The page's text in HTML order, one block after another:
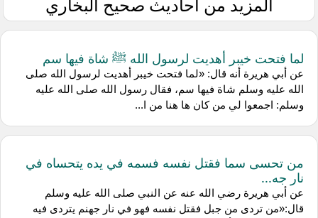
لما فتحت خيبر أهديت لرسول الله ﷺ شاة فيها سم
عن ‌أبي هريرة أنه قال: «لما فتحت خيبر أهديت لرسول الله صلى
الله عليه وسلم شاة فيها سم، فقال رسول الله صلى الله عليه
وسلم: اجمعوا لي من كان ها هنا من ا...
من تحسى سما فقتل نفسه فسمه في يده يتحساه في
نار جه...
عن ‌أبي هريرة رضي الله عنه عن النبي صلى الله عليه وسلم
قال:«من تردى من جبل فقتل نفسه فهو في نار جهنم يتردى فيه